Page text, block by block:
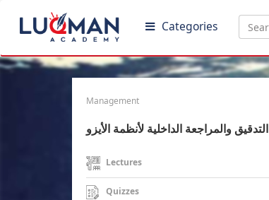
Categories
Management
التدقيق والمراجعة الداخلية لأنظمة الأيزو
Lectures
Quizzes